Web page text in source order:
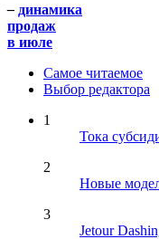
– динамика
продаж
в июле
Самое читаемое
Выбор редактора
1
Тока
2
Новые
3
Jetour